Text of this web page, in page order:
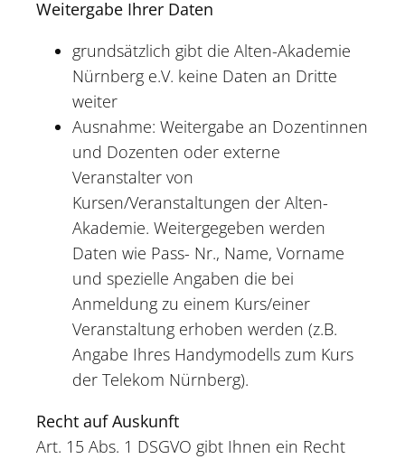
Weitergabe Ihrer Daten
grundsätzlich gibt die Alten-Akademie
Nürnberg e.V. keine Daten an Dritte
weiter
Ausnahme: Weitergabe an Dozentinnen
und Dozenten oder externe
Veranstalter von
Kursen/Veranstaltungen der Alten-
Akademie. Weitergegeben werden
Daten wie Pass- Nr., Name, Vorname
und spezielle Angaben die bei
Anmeldung zu einem Kurs/einer
Veranstaltung erhoben werden (z.B.
Angabe Ihres Handymodells zum Kurs
der Telekom Nürnberg).
Recht auf Auskunft
Art. 15 Abs. 1 DSGVO gibt Ihnen ein Recht